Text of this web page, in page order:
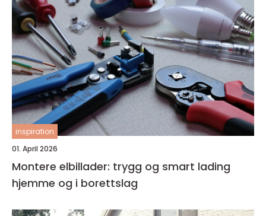
inspiration
01. April 2026
Montere elbillader: trygg og smart lading
hjemme og i borettslag